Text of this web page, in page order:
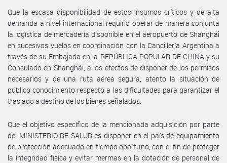
Que la escasa disponibilidad de estos insumos críticos y de alta
demanda a nivel internacional requirió operar de manera conjunta
la logística de mercadería disponible en el aeropuerto de Shanghái
en sucesivos vuelos en coordinación con la Cancillería Argentina a
través de su Embajada en la REPÚBLICA POPULAR DE CHINA y su
Consulado en Shanghái, a los efectos de disponer de los permisos
necesarios y de una ruta aérea segura, atento la situación de
público conocimiento respecto a las dificultades para garantizar el
traslado a destino de los bienes señalados.
Que el objetivo específico de la mencionada adquisición por parte
del MINISTERIO DE SALUD es disponer en el país de equipamiento
de protección adecuado en tiempo oportuno, con el fin de proteger
la integridad física y evitar mermas en la dotación de personal de